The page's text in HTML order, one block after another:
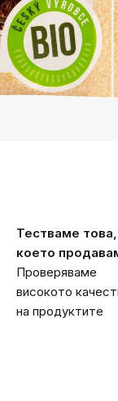
Тестваме това,
което
Проверяваме
високото
на продуктите